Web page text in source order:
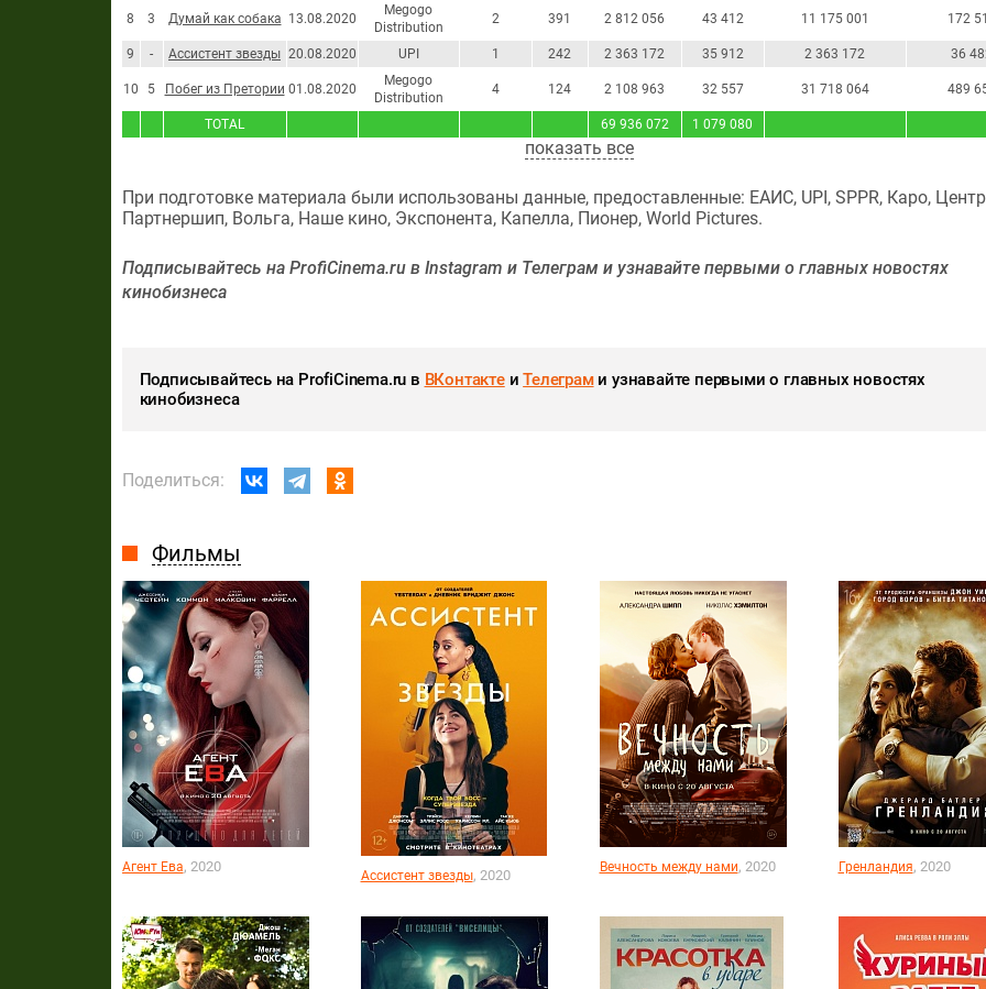
TOTAL 69 936 072 1 079 080
8 3 Думай как собака 13.08.2020
Megogo
Distribution
2 391 2 812 056 43 412 11 175 001 172
9 - Ассистент звезды 20.08.2020 UPI 1 242 2 363 172 35 912 2 363 172 36
10 5 Побег из Претории 01.08.2020
Megogo
Distribution
4 124 2 108 963 32 557 31 718 064 489
показать все
При подготовке материала были использованы данные, предоставленные: ЕАИС, UPI, SPPR, Каро,
Партнершип, Вольга, Наше кино, Экспонента, Капелла, Пионер, World Pictures.
Подписывайтесь на ProfiCinema.ru в Instagram и Телеграм и узнавайте первыми о главных новостях
кинобизнеса
Подписывайтесь на ProfiCinema.ru в ВКонтактеиТелеграми узнавайте первыми о главных новостях
кинобизнеса
Поделиться:
Фильмы
Агент Ева, 2020
Ассистент звезды, 2020 Вечность между нами, 2020 Гренландия, 2020